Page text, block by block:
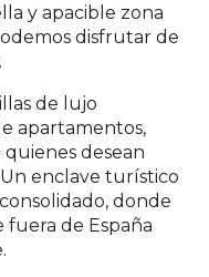
y apacible zona
disfrutar de
de lujo
apartamentos,
quienes desean
enclave turístico
donde
fuera de España